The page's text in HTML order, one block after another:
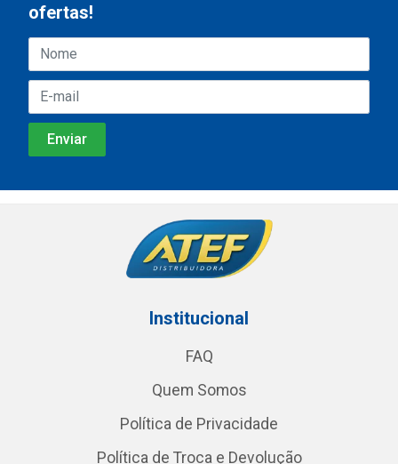
ofertas!
Institucional
FAQ
Quem Somos
Política de Privacidade
Política de Troca e Devolução